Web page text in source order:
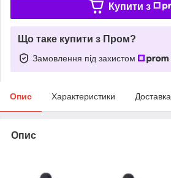
Купити з
Що таке купити з Пром?
Замовлення під захистом
Опис Характеристики Доставка
Опис